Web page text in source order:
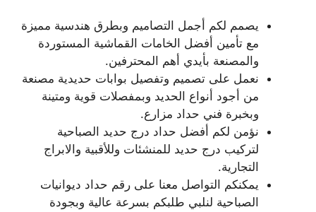
يصمم لكم أجمل التصاميم وبطرق هندسية مميزة
مع تأمين أفضل الخامات القماشية المستوردة
والمصنعة بأيدي أهم المحترفين.
نعمل على تصميم وتفصيل بوابات حديدية مصنعة
من أجود أنواع الحديد وبمفصلات قوية ومتينة
وبخبرة فني حداد مزارع.
نؤمن لكم أفضل حداد درج حديد الصباحية
لتركيب درج حديد للمنشئات وللأقبية والابراج
التجارية.
يمكنكم التواصل معنا على رقم حداد ديوانيات
الصباحية لنلبي طلبكم بسرعة عالية وبجودة